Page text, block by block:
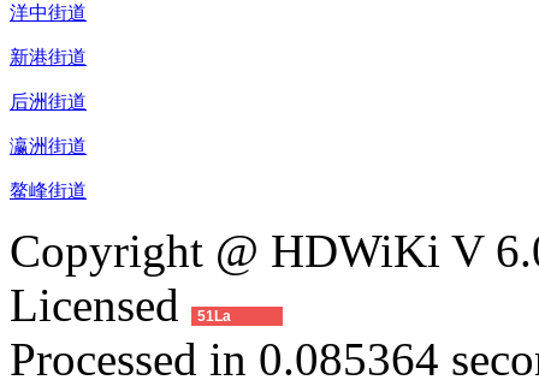
洋中街道
新港街道
后洲街道
瀛洲街道
鳌峰街道
Copyright @ HDWiKi V
Licensed
51La
Processed in 0.085364